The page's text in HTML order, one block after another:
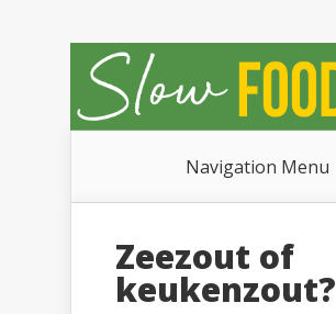
Navigation Menu
Zeezout of
keukenzout?